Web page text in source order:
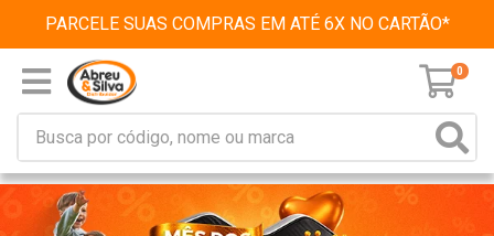
PARCELE SUAS COMPRAS EM ATÉ 6X NO CARTÃO*
0